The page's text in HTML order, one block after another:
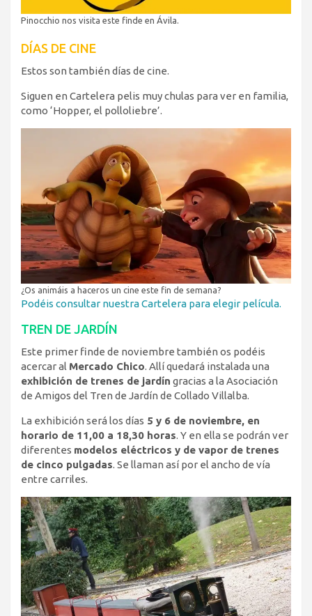
Pinocchio nos visita este finde en Ávila.
DÍAS DE CINE
Estos son también días de cine.
Siguen en Cartelera pelis muy chulas para ver en familia,
como ‘Hopper, el polloliebre’.
¿Os animáis a haceros un cine este fin de semana?
Podéis consultar nuestra Cartelera para elegir película.
TREN DE JARDÍN
Este primer finde de noviembre también os podéis
acercar al Mercado Chico. Allí quedará instalada una
exhibición de trenes de jardín gracias a la Asociación
de Amigos del Tren de Jardín de Collado Villalba.
La exhibición será los días 5 y 6 de noviembre, en
horario de 11,00 a 18,30 horas. Y en ella se podrán ver
diferentes modelos eléctricos y de vapor de trenes
de cinco pulgadas. Se llaman así por el ancho de vía
entre carriles.